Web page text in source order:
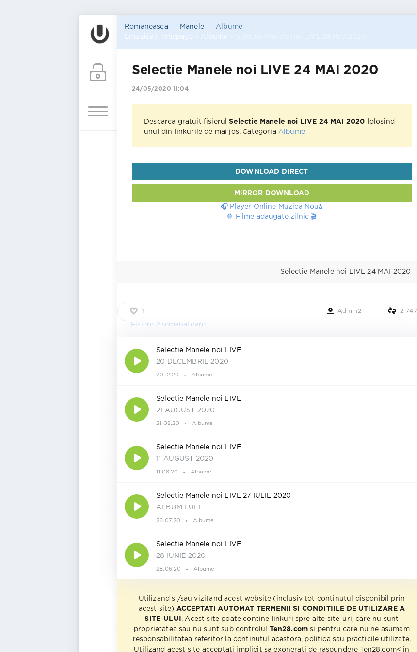
Romaneasca Manele
Albume
Emuzica Homepage
Albume
Selectie Manele noi LIVE 24 MAI 2020
24/05/2020 11:04
Descarca gratuit fisierulSelectie Manele noi LIVE 24 MAI 2020 folosind
unul din linkurile de mai jos. Categoria Albume
DOWNLOAD DIRECT
MIRROR DOWNLOAD
🎧 Player Online Muzica Nouă
🍿 Filme adaugate zilnic 🎬
Selectie Manele noi LIVE 24 MAI 2020
Admin2 2 747
Fisiere Asemanatoare
Selectie Manele noi LIVE
20 DECEMBRIE 2020
20.12.20 Albume
Selectie Manele noi LIVE
21 AUGUST 2020
21.08.20 Albume
Selectie Manele noi LIVE
11 AUGUST 2020
11.08.20 Albume
Selectie Manele noi LIVE 27 IULIE 2020
ALBUM FULL
26.07.20 Albume
Selectie Manele noi LIVE
28 IUNIE 2020
28.06.20 Albume
Utilizand si/sau vizitand acest website (inclusiv tot continutul disponibil prin
acest site) ACCEPTATI AUTOMAT TERMENII SI CONDITIILE DE UTILIZARE A
SITE-ULUI . Acest site poate contine linkuri spre alte site-uri, care nu sunt
proprietatea sau nu sunt sub controlul
Ten28.com si pentru care nu ne asumam
responsabilitatea referitor la continutul acestora, politica sau practicile utilizate.
Utilizand acest site acceptati implicit sa exonerati de raspundere Ten28.com< in